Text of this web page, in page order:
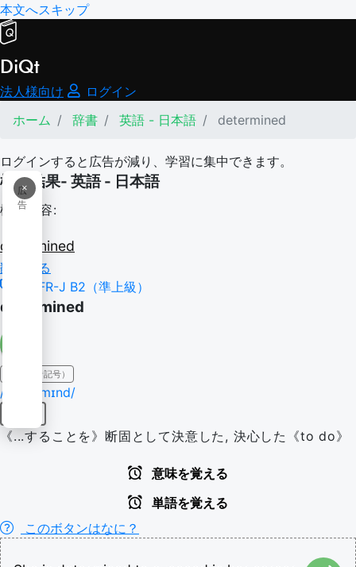
本文へスキップ
DiQt
法人様向け
ログイン
ホーム
辞書 英語 - 日本語 determined
ログインすると広告が減り、学習に集中できます。
×
広
告
検索結果- 英語 - 日本語
検索内容:
determined
翻訳する
CEFR-J B2（準上級）
determined
IPA（発音記号）
/dɪˈtɜːrmɪnd/
《...することを》断固として決意した, 決心した《to do》
意味を覚える
単語を覚える
このボタンはなに？